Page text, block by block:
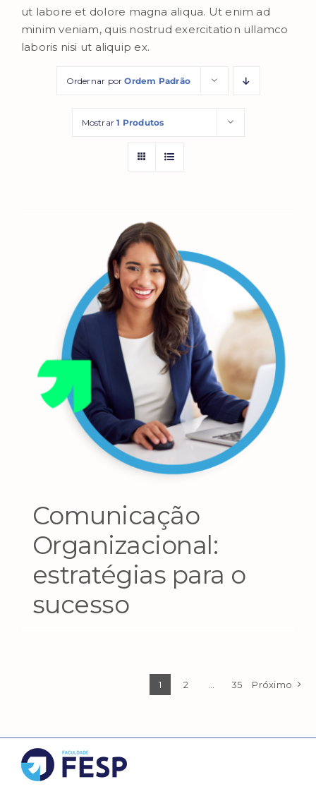
ut labore et dolore magna aliqua. Ut enim ad
minim veniam, quis nostrud exercitation ullamco
laboris nisi ut aliquip ex.
Ordernar porOrdem Padrão
Mostrar1 Produtos
Comunicação
Organizacional:
estratégias para o
sucesso
1 2 35 Próximo